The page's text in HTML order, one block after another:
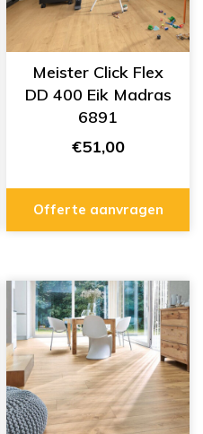
Meister Click Flex
DD 400 Eik Madras
6891
€51,00
Offerte aanvragen